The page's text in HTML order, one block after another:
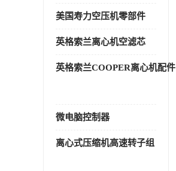
美国寿力空压机零部件
英格索兰离心机空滤芯
英格索兰COOPER离心机配件
微电脑控制器
离心式压缩机高速转子组